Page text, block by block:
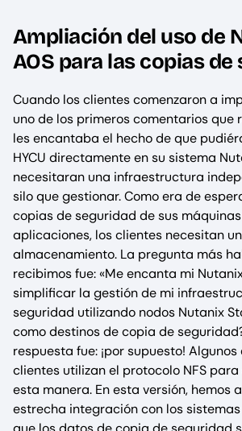
Ampliación del uso de
AOS para las copias de
Cuando los clientes comenzaron a
uno de los primeros comentarios que
les encantaba el hecho de que
HYCU directamente en su sistema
necesitaran una infraestructura
silo que gestionar. Como era de
copias de seguridad de sus
aplicaciones, los clientes necesitan
almacenamiento. La pregunta más
recibimos fue: «Me encanta mi
simplificar la gestión de mi
seguridad utilizando nodos Nutanix
como destinos de copia de
respuesta fue: ¡por supuesto!
clientes utilizan el protocolo NFS
esta manera. En esta versión, hemos
estrecha integración con los